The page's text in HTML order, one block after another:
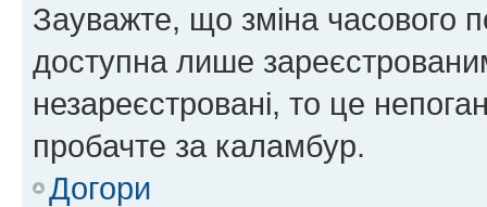
Зауважте, що зміна часового
доступна лише
незареєстровані, то це
пробачте за каламбур.
Догори